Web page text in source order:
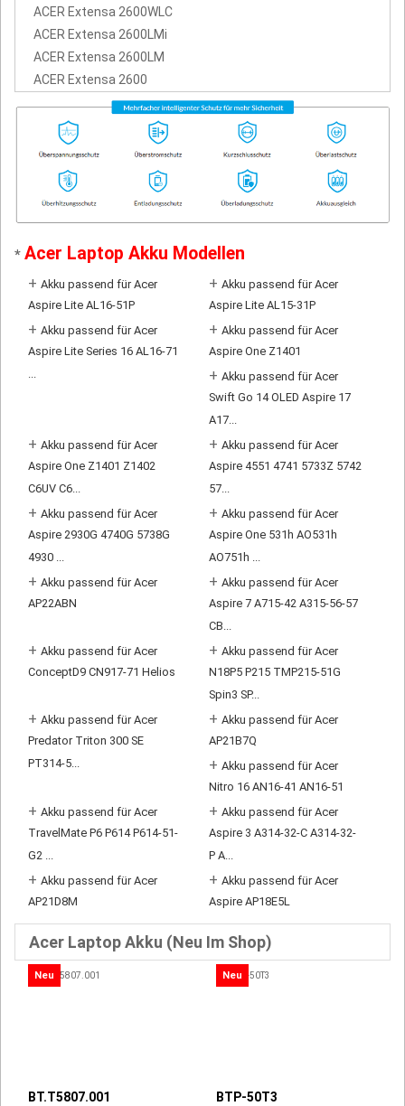
ACER Extensa 2600WLC
ACER Extensa 2600LMi
ACER Extensa 2600LM
ACER Extensa 2600
* Acer Laptop Akku Modellen
+ Akku passend für Acer
Aspire Lite AL16-51P
+ Akku passend für Acer
Aspire Lite AL15-31P
+ Akku passend für Acer
Aspire Lite Series 16 AL16-71
...
+ Akku passend für Acer
Aspire One Z1401
+ Akku passend für Acer
Swift Go 14 OLED Aspire 17
A17...
+ Akku passend für Acer
Aspire One Z1401 Z1402
C6UV C6...
+ Akku passend für Acer
Aspire 4551 4741 5733Z 5742
57...
+ Akku passend für Acer
Aspire 2930G 4740G 5738G
4930 ...
+ Akku passend für Acer
Aspire One 531h AO531h
AO751h ...
+ Akku passend für Acer
AP22ABN
+ Akku passend für Acer
Aspire 7 A715-42 A315-56-57
CB...
+ Akku passend für Acer
ConceptD9 CN917-71 Helios
+ Akku passend für Acer
N18P5 P215 TMP215-51G
Spin3 SP...
+ Akku passend für Acer
Predator Triton 300 SE
PT314-5...
+ Akku passend für Acer
AP21B7Q
+ Akku passend für Acer
Nitro 16 AN16-41 AN16-51
+ Akku passend für Acer
TravelMate P6 P614 P614-51-
G2 ...
+ Akku passend für Acer
Aspire 3 A314-32-C A314-32-
P A...
+ Akku passend für Acer
AP21D8M
+ Akku passend für Acer
Aspire AP18E5L
Acer Laptop Akku (Neu Im Shop)
Neu
BT.T5807.001
Neu
BTP-50T3